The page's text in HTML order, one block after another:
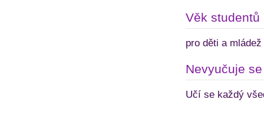
Věk studentů
pro děti a
Nevyučuje se
Učí se každý